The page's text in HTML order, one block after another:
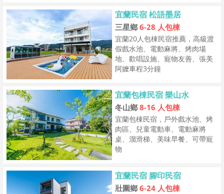
宜蘭民宿 松語墨居
三星鄉 6-28 人包棟
宜蘭20人包棟民宿推薦，高級渡
假戲水池、電動麻將、烤肉場
地、歡唱設施、寵物友善、張美
阿嬤車程3分鐘
宜蘭包棟民宿 樂山水
冬山鄉 8-16 人包棟
宜蘭包棟民宿，戶外戲水池、烤
肉區、兒童電動車、電動麻將
桌、溜滑梯、美味早餐、可帶寵
物
宜蘭民宿 腳印民宿
壯圍鄉 6-24 人包棟